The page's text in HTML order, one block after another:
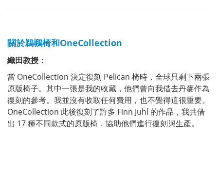
關於鵜鶘椅和OneCollection
織田教授：
當 OneCollection 決定復刻 Pelican 椅時，全球只剩下兩張
原版椅子。其中一張是我的收藏，他們曾向我借去丹麥作為
復刻的參考。我並沒有收取任何費用，也不覺得這很重要。
OneCollection 此後復刻了許多 Finn Juhl 的作品，我共借
出 17 種不同款式的原版椅，協助他們進行復刻與生產。